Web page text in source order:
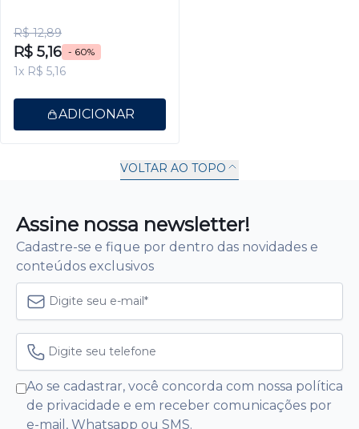
R$ 12,89
R$ 5,16 - 60%
1x R$ 5,16
ADICIONAR
VOLTAR AO TOPO
Assine nossa newsletter!
Cadastre-se e fique por dentro das novidades e
conteúdos exclusivos
Ao se cadastrar, você concorda com nossa política
de privacidade e em receber comunicações por
e-mail, Whatsapp ou SMS.